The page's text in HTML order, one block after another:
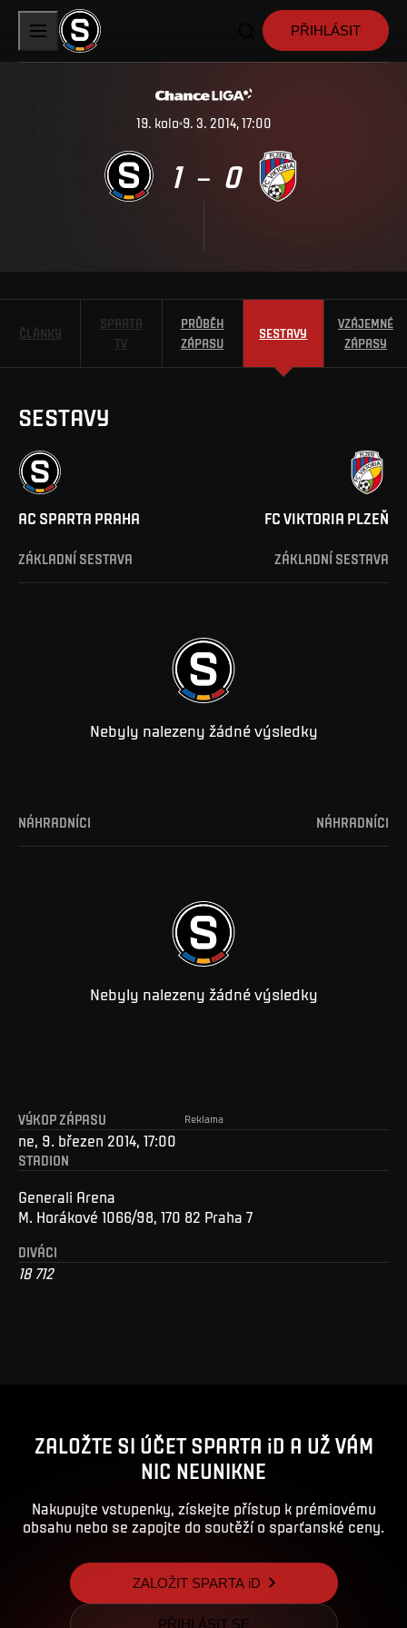
PŘIHLÁSIT
19. kolo 9. 3. 2014, 17:00
1 – 0
ČLÁNKY
SPARTA
TV
PRŮBĚH
ZÁPASU
SESTAVY
VZÁJEMNÉ
ZÁPASY
SESTAVY
AC SPARTA PRAHA
ZÁKLADNÍ SESTAVA
FC VIKTORIA PLZEŇ
ZÁKLADNÍ SESTAVA
Nebyly nalezeny žádné výsledky
NÁHRADNÍCI NÁHRADNÍCI
Nebyly nalezeny žádné výsledky
Reklama
VÝKOP ZÁPASU
ne, 9. březen 2014, 17:00
STADION
Generali Arena
M. Horákové 1066/98, 170 82 Praha 7
DIVÁCI
18 712
ZALOŽTE SI ÚČET SPARTA iD A UŽ VÁM
NIC NEUNIKNE
Nakupujte vstupenky, získejte přístup k prémiovému
obsahu nebo se zapojte do soutěží o sparťanské ceny.
ZALOŽIT SPARTA iD
PŘIHLÁSIT SE